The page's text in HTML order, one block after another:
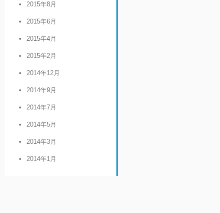
2015年8月
2015年6月
2015年4月
2015年2月
2014年12月
2014年9月
2014年7月
2014年5月
2014年3月
2014年1月